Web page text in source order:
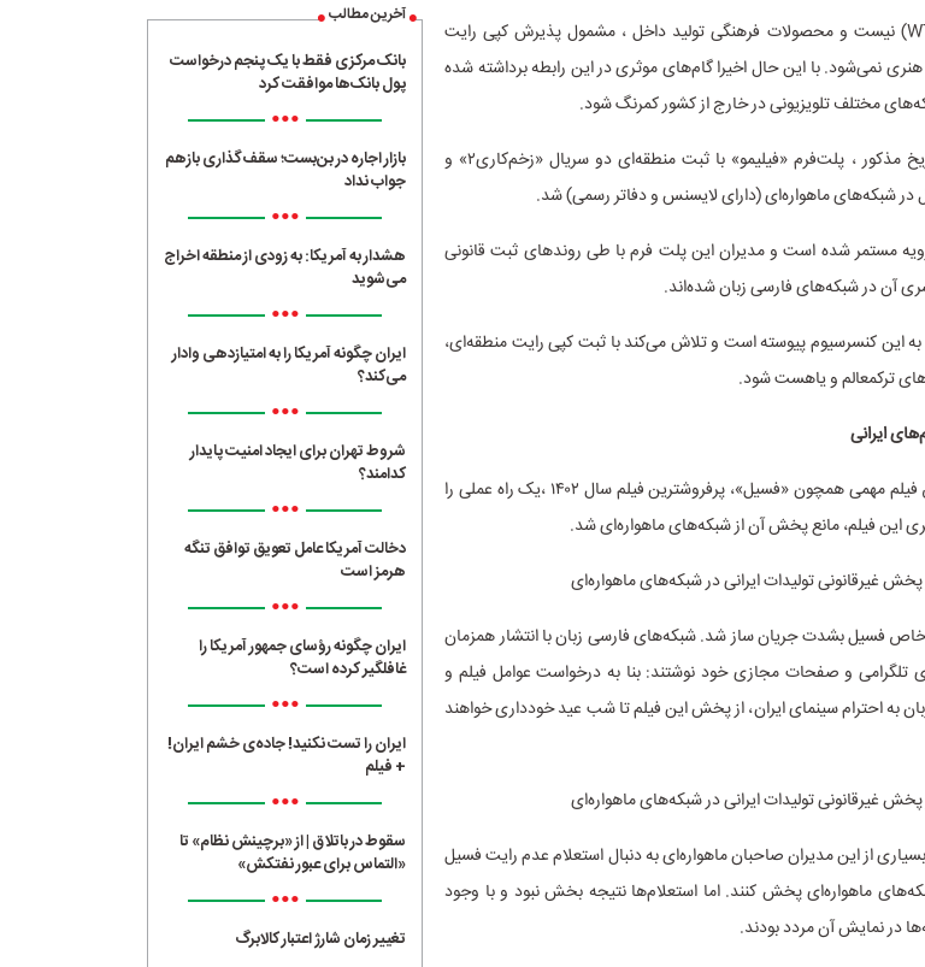
ایران عضو سازمان تجارت جهانی (WTO) نیست و محصولات فرهنگی تولید داخل ، مشمول پذیرش کپی رایت
نمی‌شود. با این حال اخیرا گام‌های موثری در این رابطه برداشته شده
مختلف تلویزیونی در خارج از کشور کمرنگ شود.
همرمان با انتشار گزارش مشرق در تاریخ مذکور ، پلت‌فرم «فیلیمو» با ثبت منطقه‌ای دو سریال «زخم‌کاری۲» و
مستمر شده است و مدیران این پلت فرم با طی روندهای ثبت قانونی
آن در شبکه‌های فارسی زبان شده‌اند.
این کنسرسیوم پیوسته است و تلاش می‌کند با ثبت کپی رایت منطقه‌ای،
ترکمعالم و یاهست شود.
ایرانی
در این میان «فیلیمو» برای توزیع خاص فیلم مهمی همچون «فسیل»، پرفروشترین فیلم سال ۱۴۰۲ ،یک راه عملی را
این فیلم، مانع پخش آن از شبکه‌های ماهواره‌ای شد.
فسیل بشدت جریان ساز شد. شبکه‌های فارسی زبان با انتشار همزمان
تلگرامی و صفحات مجازی خود نوشتند: بنا به درخواست عوامل فیلم و
به احترام سینمای ایران، از پخش این فیلم تا شب عید خودداری خواهند
از این مدیران صاحبان ماهواره‌ای به دنبال استعلام عدم رایت فسیل
ماهواره‌ای پخش کنند. اما استعلام‌ها نتیجه بخش نبود و با وجود
در نمایش آن مردد بودند.
آخرین مطالب
بانک مرکزی فقط با یک‌ پنجم درخواست
پول بانک‌ها موافقت کرد
•••
بازار اجاره در بن‌بست؛ سقف‌گذاری بازهم
جواب نداد
•••
هشدار به آمریکا: به زودی از منطقه اخراج
می‌شوید
•••
ایران چگونه آمریکا را به امتیازدهی وادار
می‌کند؟
•••
شروط تهران برای ایجاد امنیت پایدار
کدامند؟
•••
دخالت آمریکا عامل تعویق توافق تنگه
هرمز است
•••
ایران چگونه رؤسای جمهور آمریکا را
غافلگیر کرده است؟
•••
ایران را تست نکنید! جاده‌ی خشم ایران!
+ فیلم
•••
سقوط در باتلاق | از «برچینش نظام» تا
«التماس برای عبور نفتکش»
•••
تغییر زمان شارژ اعتبار کالابرگ